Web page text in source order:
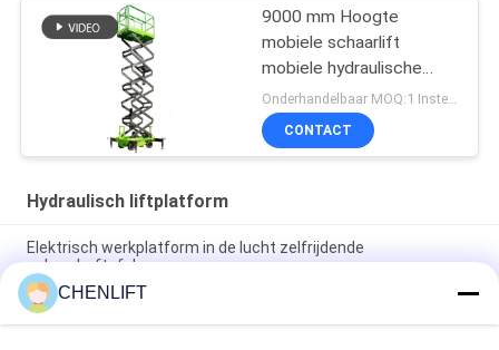
9000 mm Hoogte
mobiele schaarlift
mobiele hydraulische
liftplatform voor het
reinigen
CONTACT
Hydraulisch liftplatform
Elektrisch werkplatform in de lucht zelfrijdende
schaarheftafel
10m Hydraulisch Lift Platform Elektrisch zelfrijdend schaarlift
met uitbreidingsplatform 450Kg Belasting
CHENLIFT